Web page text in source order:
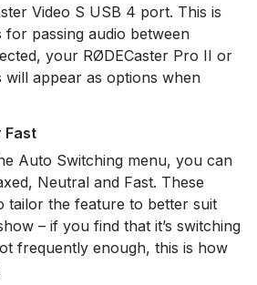
Video S USB 4 port. This is
for passing audio between
your RØDECaster Pro II or
will appear as options when
Fast
Auto Switching menu, you can
Neutral and Fast. These
tailor the feature to better suit
– if you find that it’s switching
frequently enough, this is how